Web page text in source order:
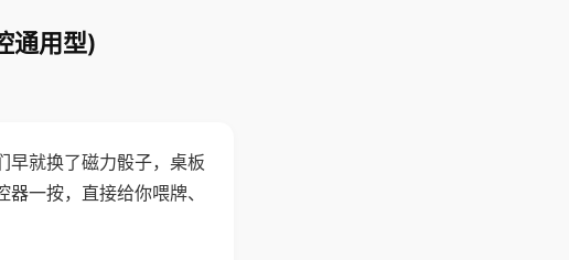
通用型)
早就换了磁力骰子，桌板
一按，直接给你喂牌、